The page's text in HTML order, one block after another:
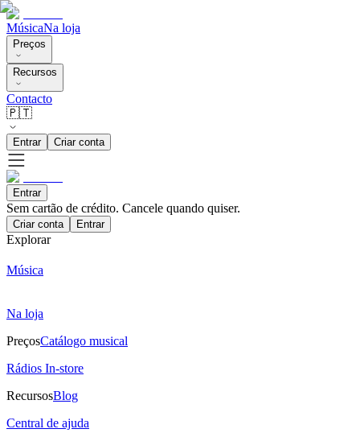
MúsicaNa loja
Preços
Recursos
Contacto
🇵🇹
Entrar Criar conta
Entrar
Sem cartão de crédito. Cancele quando quiser.
Criar conta Entrar
Explorar
Música
Na loja
PreçosCatálogo musical
Rádios In-store
RecursosBlog
Central de ajuda